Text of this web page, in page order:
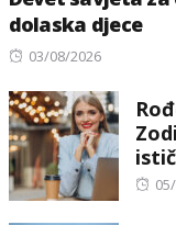
dolaska djece
Posted
03/08/2026